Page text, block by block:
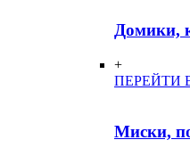
Домики,
+
ПЕРЕЙТИ
Миски,